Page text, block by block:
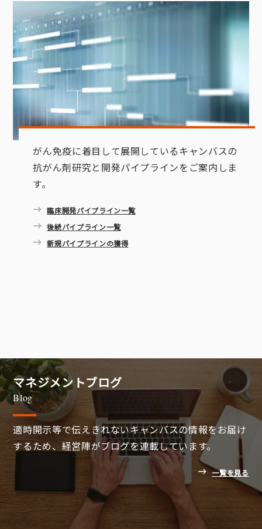
がん免疫に着目して展開しているキャンバスの
抗がん剤研究と開発パイプラインをご案内しま
す。
臨床開発パイプライン一覧
後続パイプライン一覧
新規パイプラインの獲得
マネジメントブログ
Blog
適時開示等で伝えきれないキャンバスの情報をお届け
するため、経営陣がブログを連載しています。
一覧を見る